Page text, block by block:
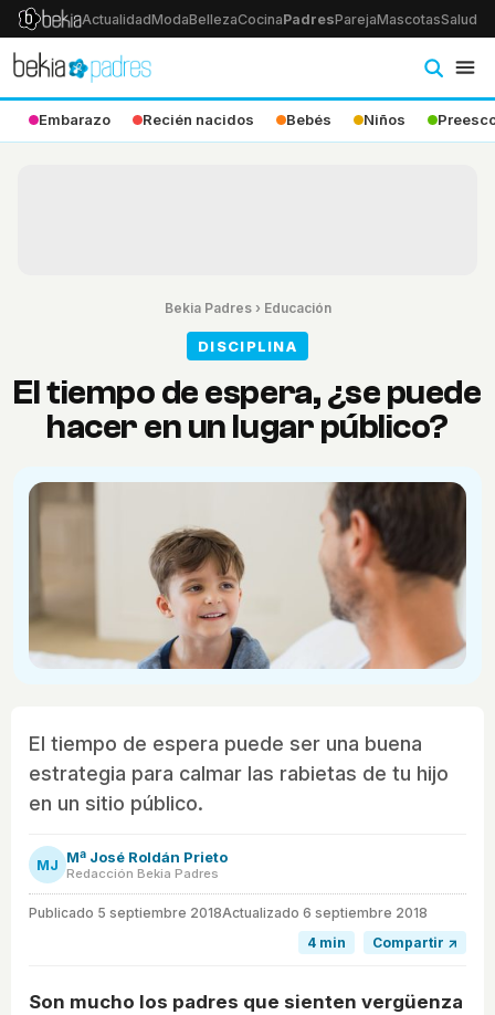
ActualidadModaBellezaCocinaPadresParejaMascotasSalud
Embarazo Recién nacidos Bebés Niños
Bekia Padres› Educación
DISCIPLINA
El tiempo de espera, ¿se puede
hacer en un lugar público?
El tiempo de espera puede ser una buena
estrategia para calmar las rabietas de tu hijo
en un sitio público.
MJ Mª José Roldán Prieto
Redacción Bekia Padres
Publicado 5 septiembre 2018Actualizado 6 septiembre 2018
4 min
Compartir ↗
Son mucho los padres que sienten vergüenza